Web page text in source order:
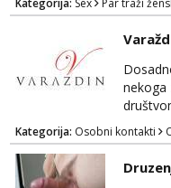
Tel:064/677-
Anđela
Čekam tvoj
Tel:064/677-
žestok
bez
goo
Kategorija: Sex Par traži
nekoga
od
Kategorija: Osobni kontakti